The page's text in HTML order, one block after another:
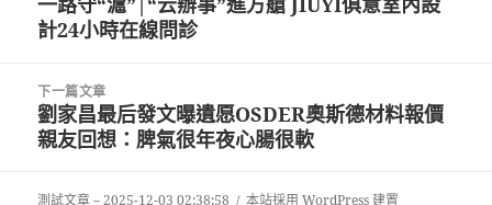
上
一
文
章:
計24小時在線問診
下一篇文章
下
一
文
劉家昌最后發文曝遺愿OSDER奧斯德材料報價
親友回想：脾氣很年夜心腸很軟
測試文章 – 2025-12-03 02:38:58 本站採用 WordPress 建置